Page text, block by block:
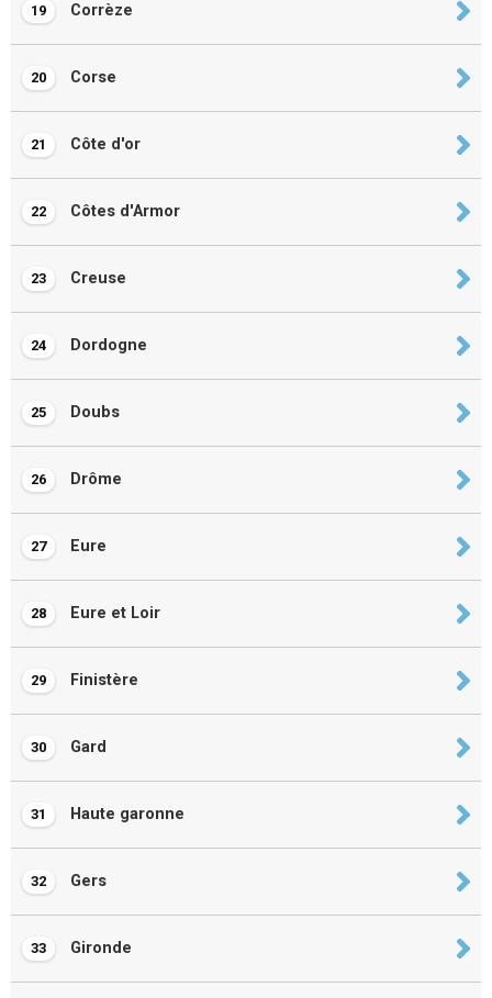
19 Corrèze
20 Corse
21 Côte d'or
22 Côtes d'Armor
23 Creuse
24 Dordogne
25 Doubs
26 Drôme
27 Eure
28 Eure et Loir
29 Finistère
30 Gard
31 Haute garonne
32 Gers
33 Gironde